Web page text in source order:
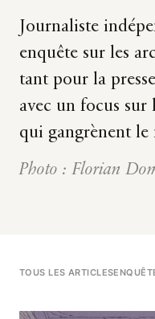
Journaliste
enquête sur les
tant pour la
avec un focus sur
qui gangrènent
Photo : Florian
TOUS LES ARTICLES